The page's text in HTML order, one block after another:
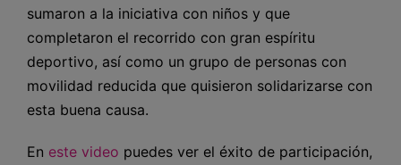
sumaron a la iniciativa con niños y que
completaron el recorrido con gran espíritu
deportivo, así como un grupo de personas con
movilidad reducida que quisieron solidarizarse con
esta buena causa.
En este video puedes ver el éxito de participación,